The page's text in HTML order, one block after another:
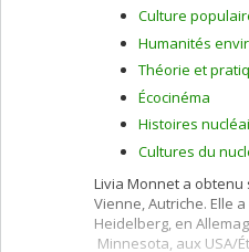
Culture
Humanités
Théorie et
Écocinéma
Histoires
Cultures du
Livia Monnet a obtenu
Vienne, Autriche. Elle
Heidelberg, en
Minnesota, aux USA/